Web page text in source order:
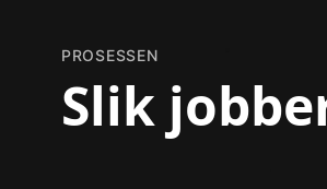
PROSESSEN
Slik